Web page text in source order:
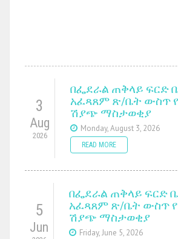
3
Aug
2026
በፌደራል ጠቅላይ ፍርድ
አፈጻጸም ጽ/ቤት ውስጥ
ሽያጭ ማስታወቂያ
Monday, August 3, 2026
READ MORE
5
Jun
በፌደራል ጠቅላይ ፍርድ
አፈጻጸም ጽ/ቤት ውስጥ
ሽያጭ ማስታወቂያ
Friday, June 5, 2026